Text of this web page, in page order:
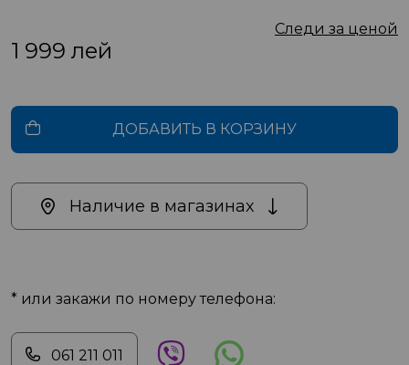
Следи за ценой
1 999лей
ДОБАВИТЬ В КОРЗИНУ
Наличие в магазинах
* или закажи по номеру телефона:
061 211 011